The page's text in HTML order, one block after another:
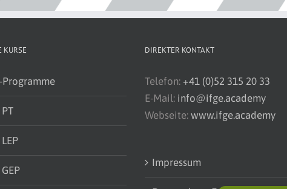
KURSE
Programme
DIREKTER KONTAKT
Telefon: +41 (0)52 315 20 33
E-Mail: info@ifge.academy
Webseite: www.ifge.academy
Impressum